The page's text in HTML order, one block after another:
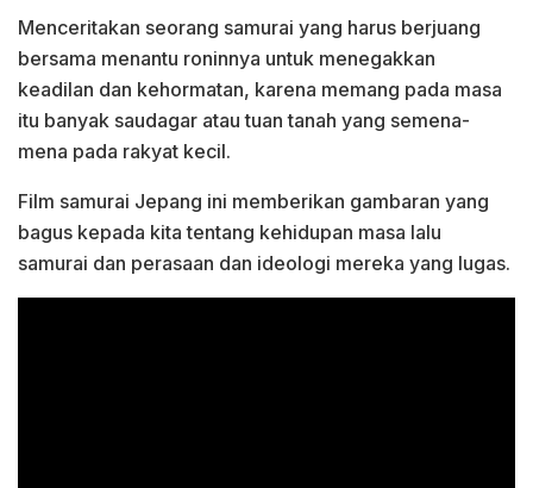
Menceritakan seorang samurai yang harus berjuang
bersama menantu roninnya untuk menegakkan
keadilan dan kehormatan, karena memang pada masa
itu banyak saudagar atau tuan tanah yang semena-
mena pada rakyat kecil.
Film samurai Jepang ini memberikan gambaran yang
bagus kepada kita tentang kehidupan masa lalu
samurai dan perasaan dan ideologi mereka yang lugas.